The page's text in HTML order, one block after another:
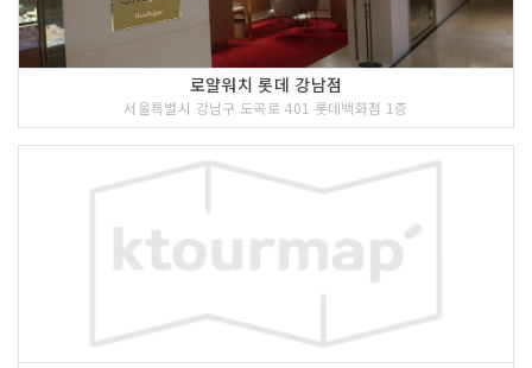
로얄워치 롯데 강남점
서울특별시 강남구 도곡로 401 롯데백화점 1층